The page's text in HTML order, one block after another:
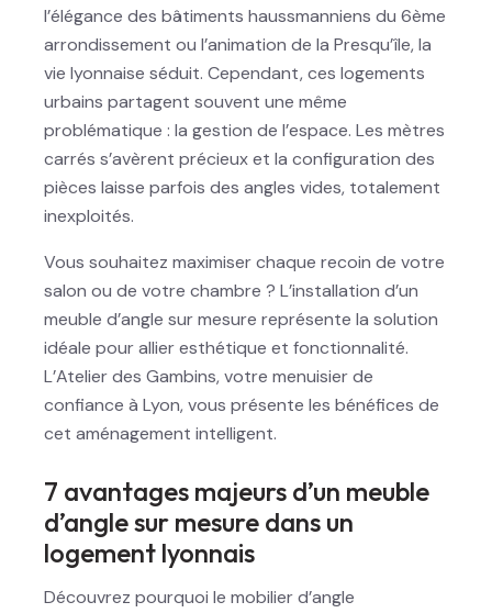
l’élégance des bâtiments haussmanniens du 6ème
arrondissement ou l’animation de la Presqu’île, la
vie lyonnaise séduit. Cependant, ces logements
urbains partagent souvent une même
problématique : la gestion de l’espace. Les mètres
carrés s’avèrent précieux et la configuration des
pièces laisse parfois des angles vides, totalement
inexploités.
Vous souhaitez maximiser chaque recoin de votre
salon ou de votre chambre ? L’installation d’un
meuble d’angle sur mesure représente la solution
idéale pour allier esthétique et fonctionnalité.
L’Atelier des Gambins, votre menuisier de
confiance à Lyon, vous présente les bénéfices de
cet aménagement intelligent.
7 avantages majeurs d’un meuble
d’angle sur mesure dans un
logement lyonnais
Découvrez pourquoi le mobilier d’angle